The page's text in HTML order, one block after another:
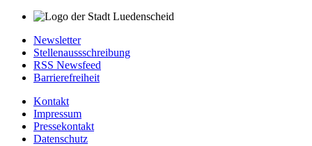
Newsletter
Stellenaussschreibung
RSS Newsfeed
Barrierefreiheit
Kontakt
Impressum
Pressekontakt
Datenschutz